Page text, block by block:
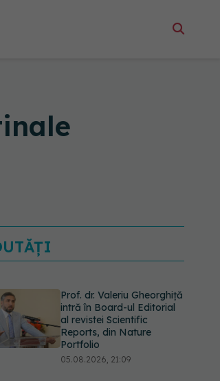
Prof. dr. Valeriu Gheorghiță
intră în Board-ul Editorial
al revistei Scientific
Reports, din Nature
Portfolio
05.08.2026, 21:09